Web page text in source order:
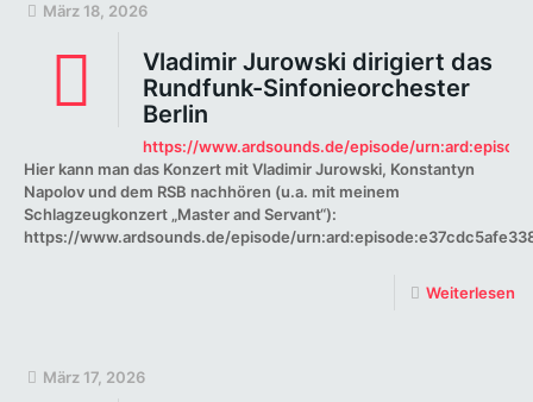
März 18, 2026
Vladimir Jurowski dirigiert das
Rundfunk-Sinfonieorchester
Berlin
https://www.ardsounds.de/episode/
Hier kann man das Konzert mit Vladimir Jurowski, Konstantyn
Napolov und dem RSB nachhören (u.a. mit meinem
Schlagzeugkonzert „Master and Servant“):
https://www.ardsounds.de/episode/
Weiterlesen
März 17, 2026